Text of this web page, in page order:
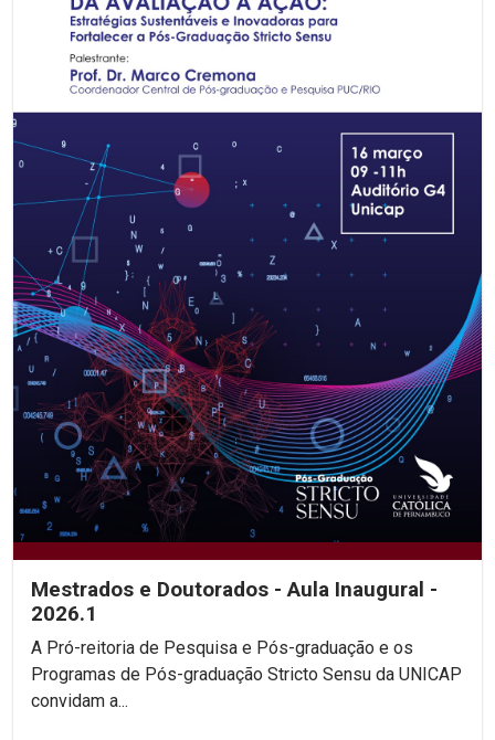
Mestrados e Doutorados - Aula Inaugural -
2026.1
A Pró-reitoria de Pesquisa e Pós-graduação e os
Programas de Pós-graduação Stricto Sensu da UNICAP
convidam a...